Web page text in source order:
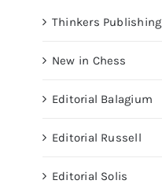
Thinkers Publishing
New in Chess
Editorial Balagium
Editorial Russell
Editorial Solis